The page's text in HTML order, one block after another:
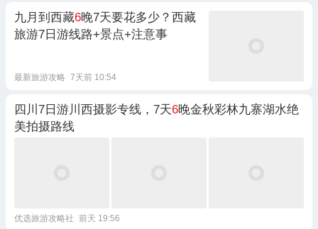
九月到西藏6晚7天要花多少？西藏
旅游7日游线路+景点+注意事
最新旅游攻略 7天前 10:54
四川7日游川西摄影专线，7天6晚金秋彩林九寨湖水绝
美拍摄路线
优选旅游攻略社 前天 19:56